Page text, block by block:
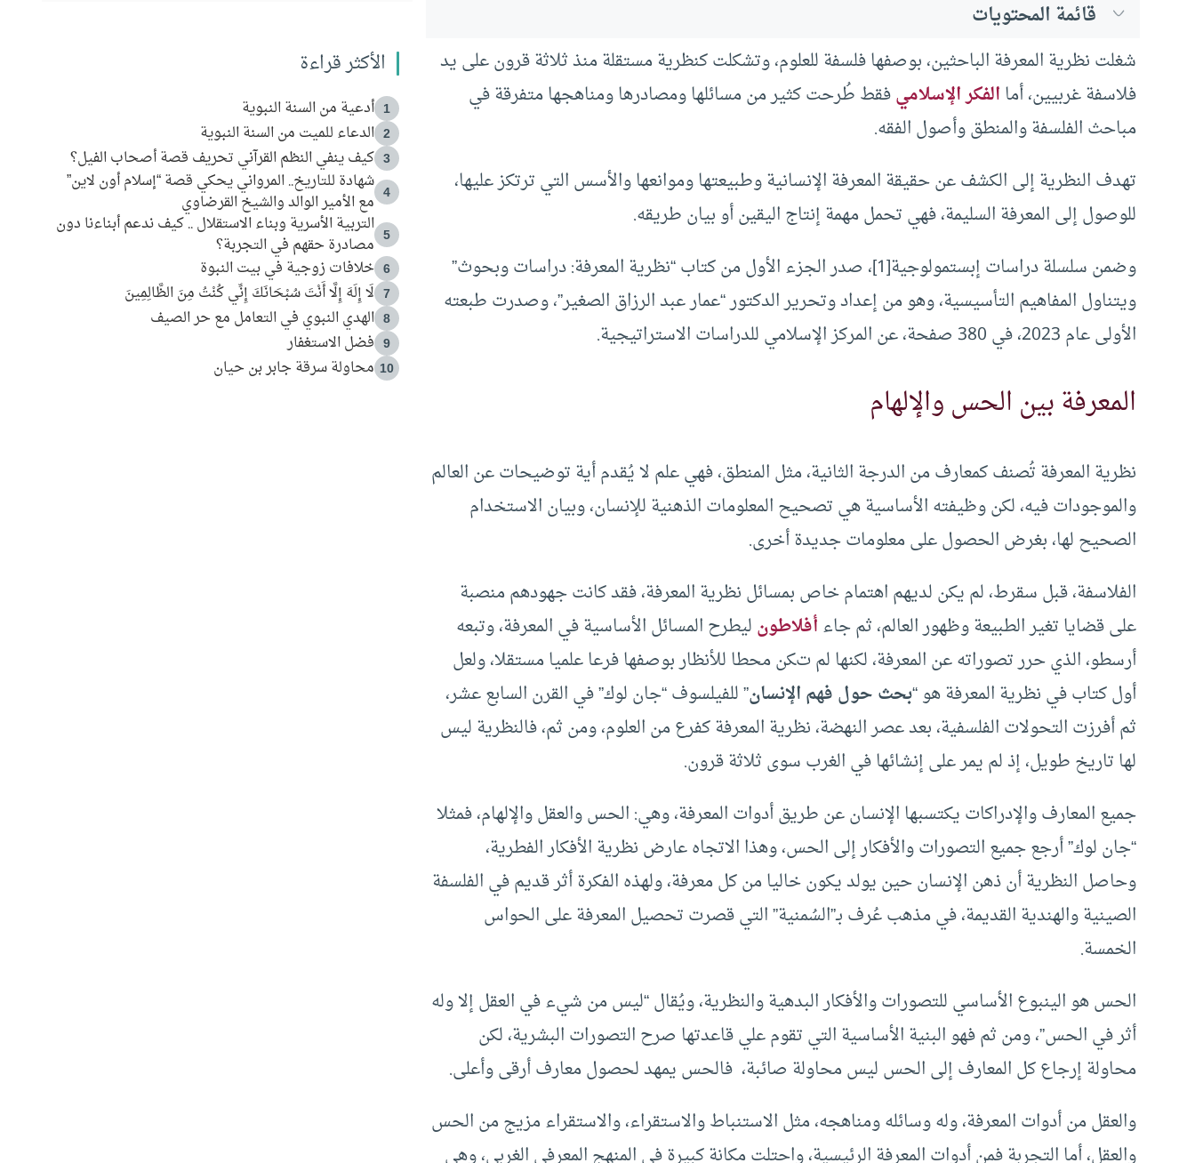
قائمة المحتويات
شغلت نظرية المعرفة الباحثين، بوصفها فلسفة للعلوم، وتشكلت كنظرية مستقلة منذ ثلاثة قرون على يد
فلاسفة غربيين، أماالفكر الإسلاميفقط طُرحت كثير من مسائلها ومصادرها ومناهجها متفرقة في
مباحث الفلسفة والمنطق وأصول الفقه.
تهدف النظرية إلى الكشف عن حقيقة المعرفة الإنسانية وطبيعتها وموانعها والأسس التي ترتكز عليها،
للوصول إلى المعرفة السليمة، فهي تحمل مهمة إنتاج اليقين أو بيان طريقه.
وضمن سلسلة دراسات إبستمولوجية[1]، صدر الجزء الأول من كتاب “نظرية المعرفة: دراسات وبحوث”
ويتناول المفاهيم التأسيسية، وهو من إعداد وتحرير الدكتور “عمار عبد الرزاق الصغير”، وصدرت طبعته
الأولى عام 2023، في 380 صفحة، عن المركز الإسلامي للدراسات الاستراتيجية.
المعرفة بين الحس والإلهام
نظرية المعرفة تُصنف كمعارف من الدرجة الثانية، مثل المنطق، فهي علم لا يُقدم أية توضيحات عن العالم
والموجودات فيه، لكن وظيفته الأساسية هي تصحيح المعلومات الذهنية للإنسان، وبيان الاستخدام
الصحيح لها، بغرض الحصول على معلومات جديدة أخرى.
الفلاسفة، قبل سقرط، لم يكن لديهم اهتمام خاص بمسائل نظرية المعرفة، فقد كانت جهودهم منصبة
على قضايا تغير الطبيعة وظهور العالم، ثم جاءأفلاطونليطرح المسائل الأساسية في المعرفة، وتبعه
أرسطو، الذي حرر تصوراته عن المعرفة، لكنها لم تكن محطا للأنظار بوصفها فرعا علميا مستقلا، ولعل
أول كتاب في نظرية المعرفة هو “بحث حول فهم الإنسان” للفيلسوف “جان لوك” في القرن السابع عشر،
ثم أفرزت التحولات الفلسفية، بعد عصر النهضة، نظرية المعرفة كفرع من العلوم، ومن ثم، فالنظرية ليس
لها تاريخ طويل، إذ لم يمر على إنشائها في الغرب سوى ثلاثة قرون.
جميع المعارف والإدراكات يكتسبها الإنسان عن طريق أدوات المعرفة، وهي: الحس والعقل والإلهام، فمثلا
“جان لوك” أرجع جميع التصورات والأفكار إلى الحس، وهذا الاتجاه عارض نظرية الأفكار الفطرية،
وحاصل النظرية أن ذهن الإنسان حين يولد يكون خاليا من كل معرفة، ولهذه الفكرة أثر قديم في الفلسفة
الصينية والهندية القديمة، في مذهب عُرف بـ”السُمنية” التي قصرت تحصيل المعرفة على الحواس
الخمسة.
الحس هو الينبوع الأساسي للتصورات والأفكار البدهية والنظرية، ويُقال “ليس من شيء في العقل إلا وله
أثر في الحس”، ومن ثم فهو البنية الأساسية التي تقوم علي قاعدتها صرح التصورات البشرية، لكن
محاولة إرجاع كل المعارف إلى الحس ليس محاولة صائبة، فالحس يمهد لحصول معارف أرقى وأعلى.
والعقل من أدوات المعرفة، وله وسائله ومناهجه، مثل الاستنباط والاستقراء، والاستقراء مزيج من الحس
والعقل، أما التجربة فمن أدوات المعرفة الرئيسية، واحتلت مكانة كبيرة في المنهج المعرفي الغربي، وهي
الأكثر قراءة
1 أدعية من السنة النبوية
2 الدعاء للميت من السنة النبوية
3 كيف ينفي النظم القرآني تحريف قصة أصحاب الفيل؟
4
شهادة للتاريخ.. المرواني يحكي قصة “إسلام أون لاين”
مع الأمير الوالد والشيخ القرضاوي
5
التربية الأسرية وبناء الاستقلال .. كيف ندعم أبناءنا دون
مصادرة حقهم في التجربة؟
6 خلافات زوجية في بيت النبوة
7 لَا إِلَهَ إِلَّا أَنْتَ سُبْحَانَكَ إِنِّي كُنْتُ مِنَ الظَّالِمِينَ
8 الهدي النبوي في التعامل مع حر الصيف
9 فضل الاستغفار
10 محاولة سرقة جابر بن حيان